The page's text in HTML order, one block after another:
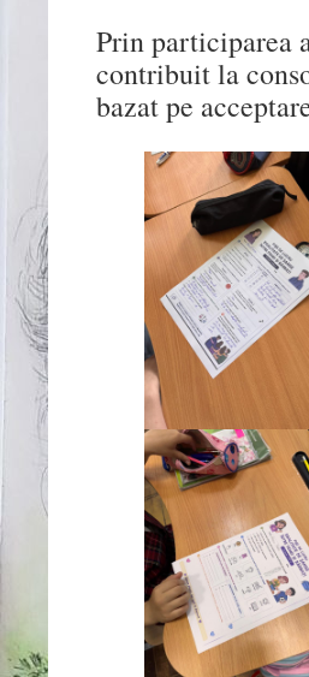
Prin participarea
contribuit la
bazat pe